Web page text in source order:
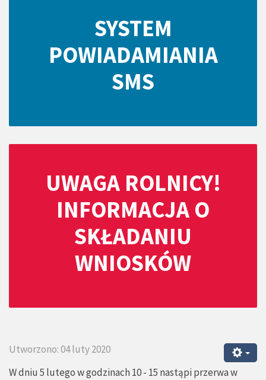
SYSTEM
POWIADAMIANIA
SMS
UWAGA ROLNICY!
INFORMACJA O
SKŁADANIU
WNIOSKÓW
Utworzono: 04 luty 2020
W dniu 5 lutego w godzinach 10 - 15 nastąpi przerwa w